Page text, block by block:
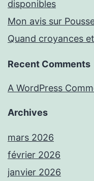
disponibles
Mon avis sur
Quand croyances
Recent Comments
A WordPress
Archives
mars 2026
février 2026
janvier 2026